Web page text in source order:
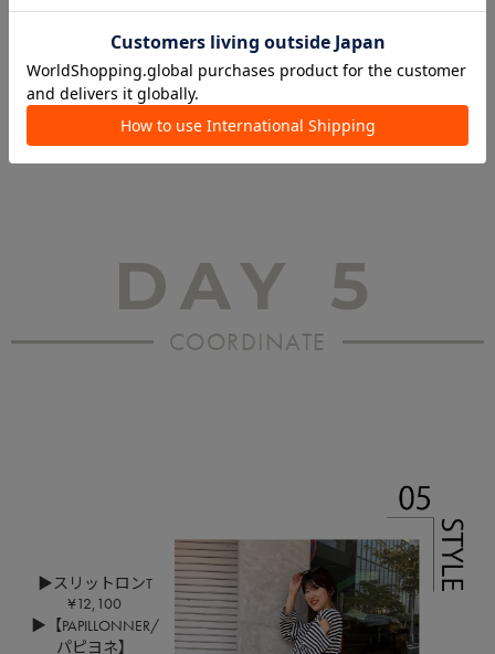
DAY 5
COORDINATE
▶スリットロンT
¥12,100
▶【PAPILLONNER/
パピヨネ】